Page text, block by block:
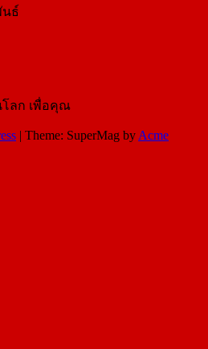
ธ์
ลก เพื่อคุณ
| Theme: SuperMag by Acme